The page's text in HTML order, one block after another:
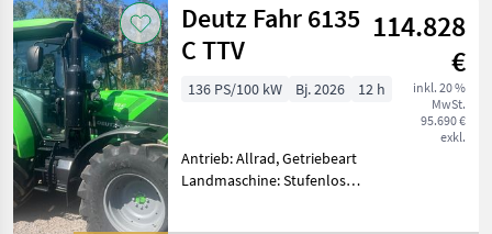
Deutz Fahr 6135
C TTV
114.828
€
inkl. 20 %
MwSt.
95.690 €
exkl.
136 PS/100 kW Bj. 2026 12 h
Antrieb: Allrad, Getriebeart
Landmaschine: Stufenloses